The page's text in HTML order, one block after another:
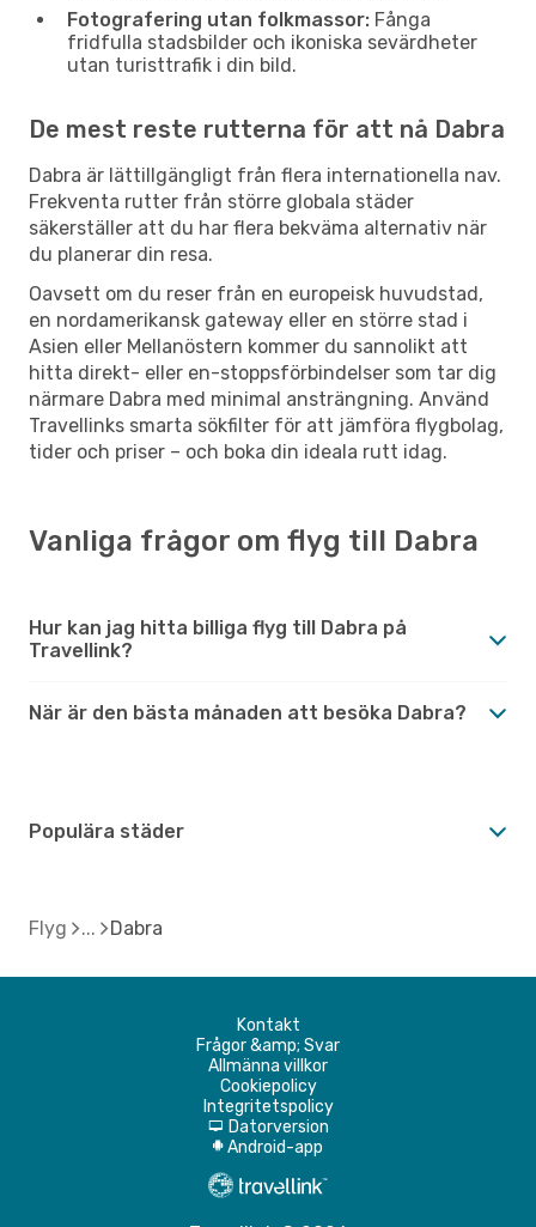
Fotografering utan folkmassor: Fånga
fridfulla stadsbilder och ikoniska sevärdheter
utan turisttrafik i din bild.
De mest reste rutterna för att nå Dabra
Dabra är lättillgängligt från flera internationella nav.
Frekventa rutter från större globala städer
säkerställer att du har flera bekväma alternativ när
du planerar din resa.
Oavsett om du reser från en europeisk huvudstad,
en nordamerikansk gateway eller en större stad i
Asien eller Mellanöstern kommer du sannolikt att
hitta direkt- eller en-stoppsförbindelser som tar dig
närmare Dabra med minimal ansträngning. Använd
Travellinks smarta sökfilter för att jämföra flygbolag,
tider och priser – och boka din ideala rutt idag.
Vanliga frågor om flyg till Dabra
Hur kan jag hitta billiga flyg till Dabra på
Travellink?
När är den bästa månaden att besöka Dabra?
Populära städer
Flyg Dabra
Kontakt
Frågor &amp; Svar
Allmänna villkor
Cookiepolicy
Integritetspolicy
d Datorversion
A Android-app